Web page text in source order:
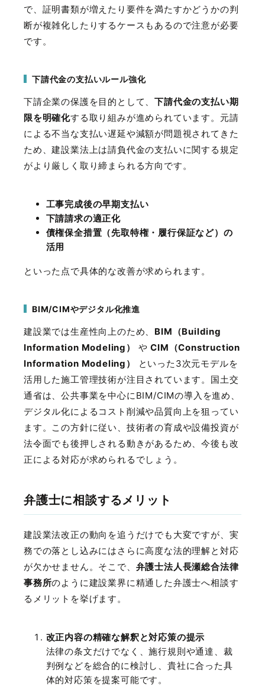
で、証明書類が増えたり要件を満たすかどうかの判
断が複雑化したりするケースもあるので注意が必要
です。
下請代金の支払いルール強化
下請企業の保護を目的として、下請代金の支払い期
限を明確化する取り組みが進められています。元請
による不当な支払い遅延や減額が問題視されてきた
ため、建設業法上は請負代金の支払いに関する規定
がより厳しく取り締まられる方向です。
工事完成後の早期支払い
下請請求の適正化
債権保全措置（先取特権・履行保証など）の
活用
といった点で具体的な改善が求められます。
BIM/CIMやデジタル化推進
建設業では生産性向上のため、 BIM （Building
Information Modeling ） やCIM （Construction
Information Modeling ） といった 3次元モデルを
活用した施工管理技術が注目されています。国土交
通省は、公共事業を中心に BIM/CIMの導入を進め、
デジタル化によるコスト削減や品質向上を狙ってい
ます。この方針に従い、技術者の育成や設備投資が
法令面でも後押しされる動きがあるため、今後も改
正による対応が求められるでしょう。
弁護士に相談するメリット
建設業法改正の動向を追うだけでも大変ですが、実
務での落とし込みにはさらに高度な法的理解と対応
が欠かせません。そこで、 弁護士法人長瀬総合法律
事務所のように建設業界に精通した弁護士へ相談す
るメリットを挙げます。
改正内容の精確な解釈と対応策の提示
法律の条文だけでなく、施行規則や通達、裁
判例などを総合的に検討し、貴社に合った具
体的対応策を提案可能です。